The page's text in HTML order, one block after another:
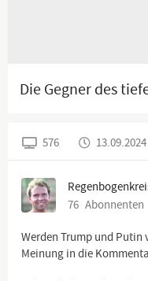
Die Gegner des
576 13.09.2024
76 Abonnenten
Werden Trump und Putin
Meinung in die